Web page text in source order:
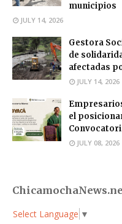
municipios
JULY 14, 2026
Gestora
de
afectadas
JULY 14, 2026
el
JULY 08, 2026
Select Language ▼